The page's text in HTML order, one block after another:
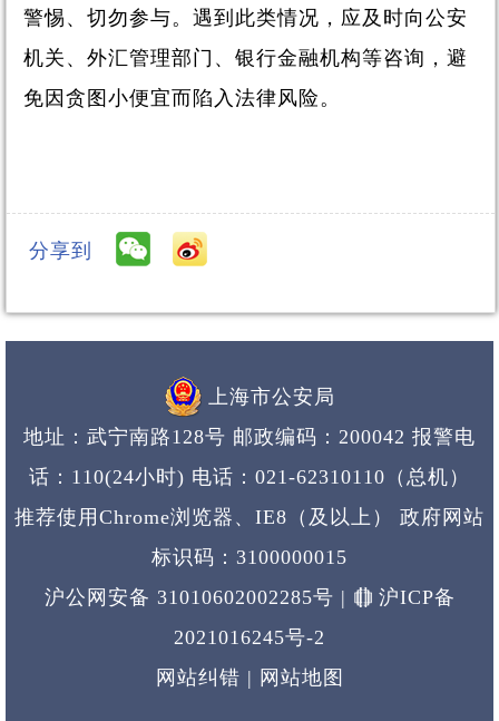
警惕、切勿参与。遇到此类情况，应及时向公安
机关、外汇管理部门、银行金融机构等咨询，避
免因贪图小便宜而陷入法律风险。
分享到
上海市公安局
地址：武宁南路128号 邮政编码：200042 报警电
话：110(24小时) 电话：021-62310110（总机）
推荐使用Chrome浏览器、IE8（及以上） 政府网站
标识码：3100000015
沪公网安备 31010602002285号 |
沪ICP备
2021016245号-2
网站纠错 | 网站地图